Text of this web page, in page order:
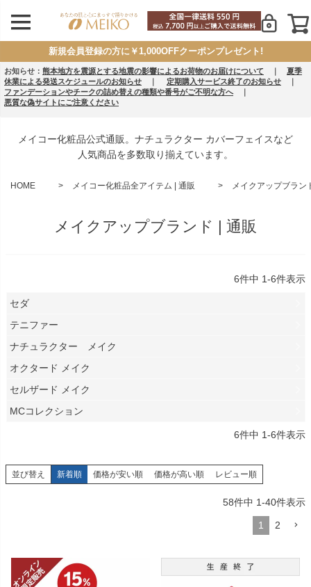
新規会員登録の方に￥1,000OFFクーポンプレゼント!
お知らせ： 熊本地方を震源とする地震の影響によるお荷物のお届けについて ｜ 夏季
休業による発送スケジュールのお知らせ ｜ 定期購入サービス終了のお知らせ ｜
ファンデーションやチークの詰め替えの種類や番号がご不明な方へ｜
悪質な偽サイトにご注意ください
メイコー化粧品公式通販。ナチュラクター カバーフェイスなど
人気商品を多数取り揃えています。
HOME メイコー化粧品全アイテム | 通販 メイクアップブラン
メイクアップブランド | 通販
6件中 1-6件表示
セダ
テニファー
ナチュラクター メイク
オクタード メイク
セルザード メイク
MCコレクション
6件中 1-6件表示
並び替え 新着順 価格が安い順 価格が高い順 レビュー順
58件中 1-40件表示
1 2